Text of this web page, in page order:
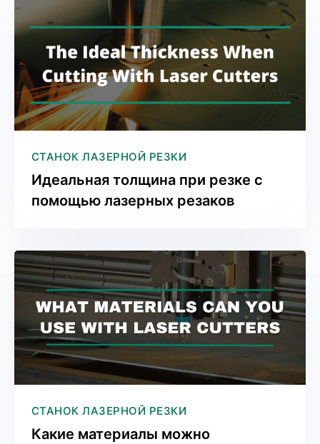
СТАНОК ЛАЗЕРНОЙ РЕЗКИ
Идеальная толщина при резке с
помощью лазерных резаков
СТАНОК ЛАЗЕРНОЙ РЕЗКИ
Какие материалы можно